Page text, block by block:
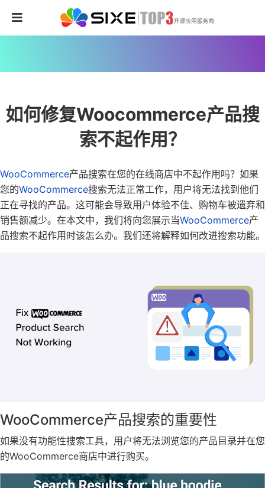
如何修复Woocommerce产品搜
索不起作用？
WooCommerce产品搜索在您的在线商店中不起作用吗？如果
您的WooCommerce搜索无法正常工作，用户将无法找到他们
正在寻找的产品。这可能会导致用户体验不佳、购物车被遗弃和
销售额减少。在本文中，我们将向您展示当WooCommerce产
品搜索不起作用时该怎么办。我们还将解释如何改进搜索功能。
WooCommerce产品搜索的重要性
如果没有功能性搜索工具，用户将无法浏览您的产品目录并在您
的WooCommerce商店中进行购买。